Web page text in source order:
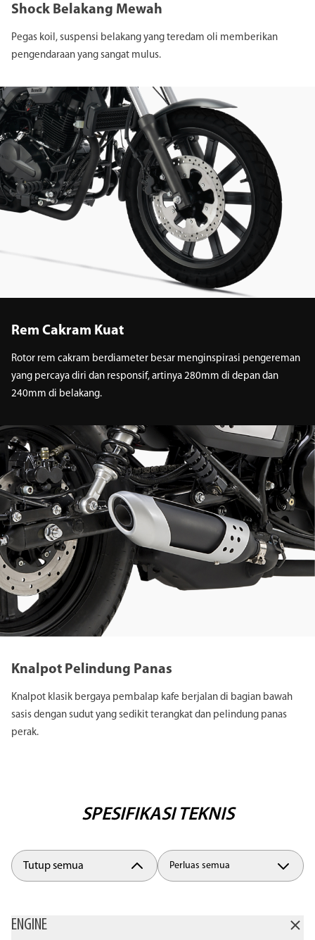
Shock Belakang Mewah
Pegas koil, suspensi belakang yang teredam oli memberikan
pengendaraan yang sangat mulus.
Rem Cakram Kuat
Rotor rem cakram berdiameter besar menginspirasi pengereman
yang percaya diri dan responsif, artinya 280mm di depan dan
240mm di belakang.
Knalpot Pelindung Panas
Knalpot klasik bergaya pembalap kafe berjalan di bagian bawah
sasis dengan sudut yang sedikit terangkat dan pelindung panas
perak.
SPESIFIKASI TEKNIS
Tutup semua Perluas semua
ENGINE